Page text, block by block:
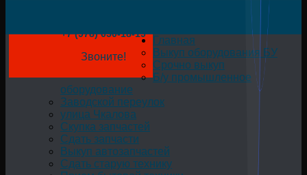
+7 (978) 050-18-19
Звоните!
Главная
Выкуп оборудования БУ
Срочно выкуп
Б/у промышленное
оборудование
Заводской переулок
улица Чкалова
Скупка запчастей
Сдать запчасти
Выкуп автозапчастей
Сдать старую технику